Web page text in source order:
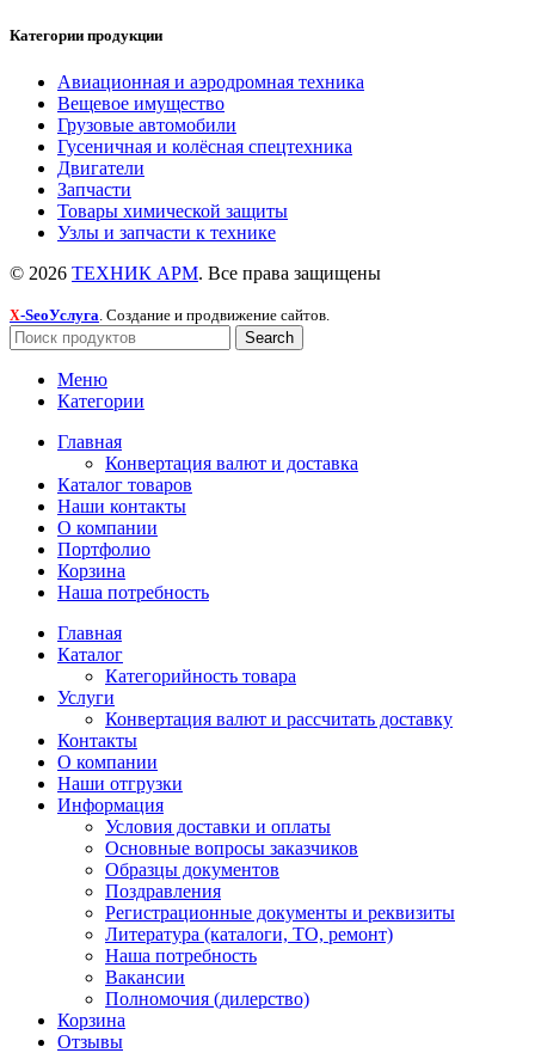
Категории продукции
Авиационная и аэродромная техника
Вещевое имущество
Грузовые автомобили
Гусеничная и колёсная спецтехника
Двигатели
Запчасти
Товары химической защиты
Узлы и запчасти к технике
© 2026 ТЕХНИК АРМ. Все права защищены
X-SeoУслуга . Создание и продвижение сайтов.
Search
Меню
Категории
Главная
Конвертация валют и доставка
Каталог товаров
Наши контакты
О компании
Портфолио
Корзина
Наша потребность
Главная
Каталог
Категорийность товара
Услуги
Конвертация валют и рассчитать доставку
Контакты
О компании
Наши отгрузки
Информация
Условия доставки и оплаты
Основные вопросы заказчиков
Образцы документов
Поздравления
Регистрационные документы и реквизиты
Литература (каталоги, ТО, ремонт)
Наша потребность
Вакансии
Полномочия (дилерство)
Корзина
Отзывы